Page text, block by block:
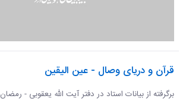
قرآن و دریای وصال - عین الیقین
برگرفته از بیانات استاد در دفتر آیت الله یعقوبی - رمضان 1401